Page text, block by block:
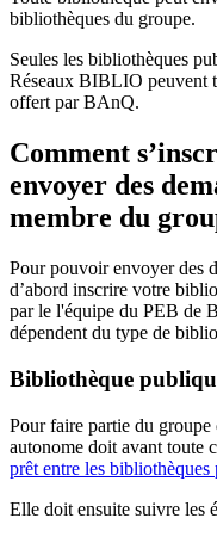
bibliothèques du groupe.
Seules les bibliothèques
Réseaux BIBLIO peuvent
offert par BAnQ.
Comment
envoyer des
membre du
Pour pouvoir envoyer des
d’abord inscrire votre
par le l'équipe du PEB de
dépendent du type de
Bibliothèque
Pour faire partie du
autonome doit avant toute
prêt entre les bibliothèques
Elle doit ensuite suivre les